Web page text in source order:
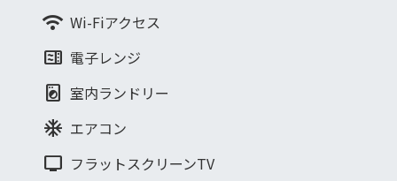
wifi Wi-Fiアクセス
microwave 電子レンジ
local_laundry_service 室内ランドリー
ac_unit エアコン
tv フラットスクリーンTV